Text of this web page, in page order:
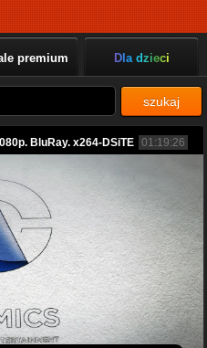
premium Dla dzieci
szukaj
BluRay. x264-DSiTE 01:19:26